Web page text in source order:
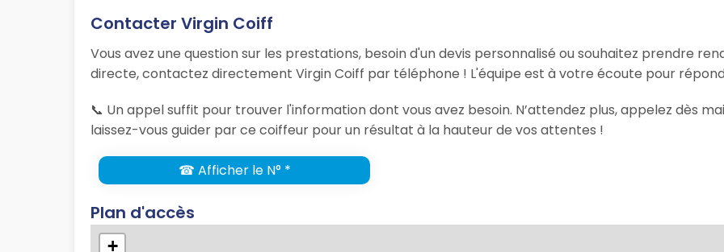
Contacter Virgin Coiff
Vous avez une question sur les prestations, besoin d'un devis personnalisé ou souhaitez prendre
directe, contactez directement Virgin Coiff par téléphone ! L'équipe est à votre écoute pour
📞 Un appel suffit pour trouver l'information dont vous avez besoin. N’attendez plus, appelez dès
laissez-vous guider par ce coiffeur pour un résultat à la hauteur de vos attentes !
☎ Afficher le N° *
Plan d'accès
+